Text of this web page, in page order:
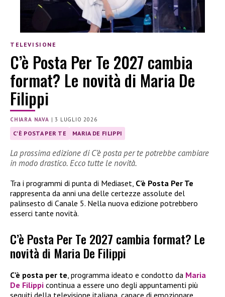
TELEVISIONE
C’è Posta Per Te 2027 cambia
format? Le novità di Maria De
Filippi
CHIARA NAVA |3 LUGLIO 2026
C'È POSTA PER TE MARIA DE FILIPPI
La prossima edizione di C’è posta per te potrebbe cambiare
in modo drastico. Ecco tutte le novità.
Tra i programmi di punta di Mediaset, C’è Posta Per Te
rappresenta da anni una delle certezze assolute del
palinsesto di Canale 5. Nella nuova edizione potrebbero
esserci tante novità.
C’è Posta Per Te 2027 cambia format? Le
novità di Maria De Filippi
C’è posta per te , programma ideato e condotto da Maria
De Filippi continua a essere uno degli appuntamenti più
seguiti della televisione italiana, capace di emozionare